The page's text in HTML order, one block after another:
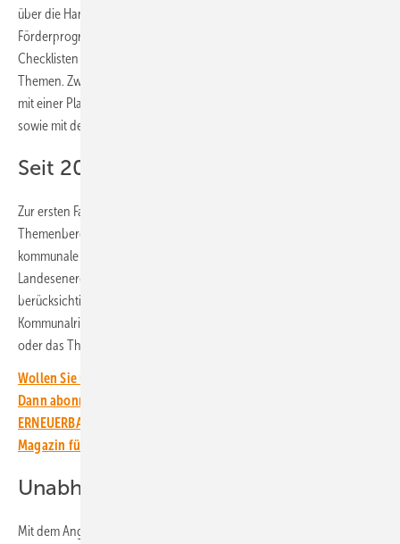
über die Handlungsfelder sind darauf rechtliche Aspekte,
Förderprogramme, Grundlagen der Klimakommunikation oder
Checklisten zu finden. Die Einzelblätter vertiefen die einzelnen
Themen. Zwei QR-Codes verknüpfen das Plakat jetzt zusätzlich noch
mit einer Playlist mit Erklärvideos auf dem Youtube-Kanal der KEA BW
sowie mit deren Förderdatenbank.
Seit 2019 weiterentwickelt
Zur ersten Fassung aus dem Jahr 2019 neu hinzugekommen sind die
Themenbereiche klimaneutrale Kommunalverwaltung und
kommunale Wärmeplanung. Zudem haben die Fachteams der
Landesenergieagentur aktuelle Entwicklungen und Gesetzesnovellen
berücksichtigt. Dazu gehören unter anderem die neu gefasste
Kommunalrichtlinie des Bundes, das Klimaschutzgesetz des Landes
oder das Thema Wasserstoff.
Wollen Sie über die Energiewende auf dem Laufenden bleiben?
Dann abonnieren Sie einfach den kostenlosen Newsletter von
ERNEUERBARE ENERGIEN – dem größten verbandsunabhängigen
Magazin für erneuerbare Energien in Deutschland!
Unabhängige Informationen liefern
Mit dem Angebot will die KEA BW Kommunen, Ministerien, regionalen